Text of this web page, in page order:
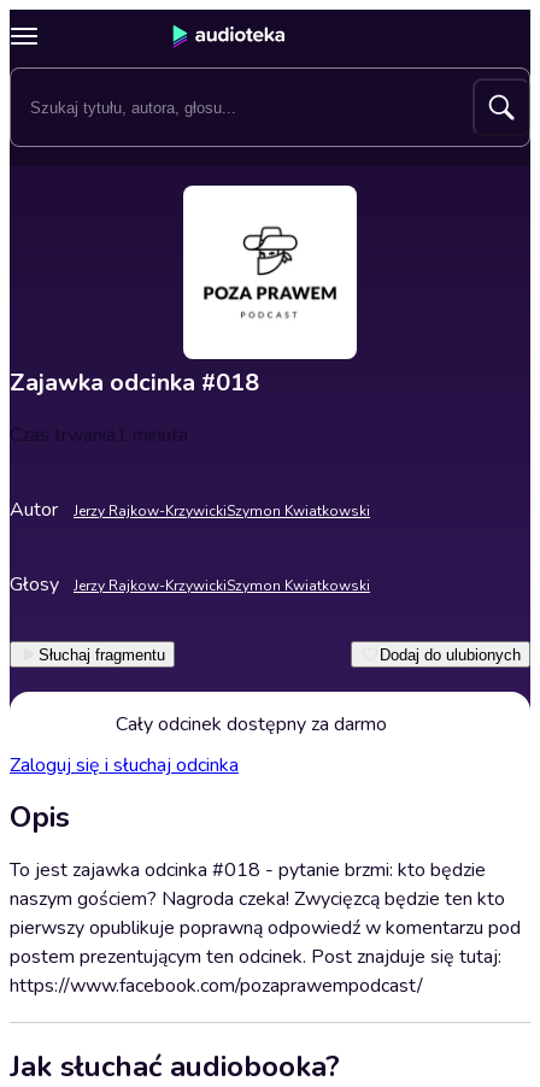
Zajawka odcinka #018
Czas trwania1 minuta
Autor Jerzy Rajkow-KrzywickiSzymon Kwiatkowski
Głosy Jerzy Rajkow-KrzywickiSzymon Kwiatkowski
Słuchaj fragmentu Dodaj do ulubionych
Cały odcinek dostępny za darmo
Zaloguj się i słuchaj odcinka
Opis
To jest zajawka odcinka #018 - pytanie brzmi: kto będzie
naszym gościem? Nagroda czeka! Zwycięzcą będzie ten kto
pierwszy opublikuje poprawną odpowiedź w komentarzu pod
postem prezentującym ten odcinek. Post znajduje się tutaj:
https://www.facebook.com/pozaprawempodcast/
Jak słuchać audiobooka?